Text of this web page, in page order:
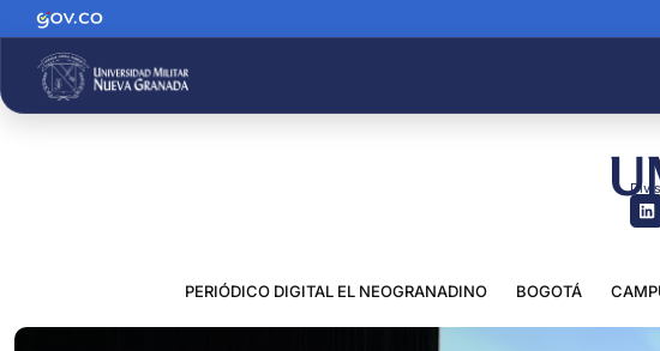
PERIÓDICO DIGITAL EL NEOGRANADINO BOGOTÁ